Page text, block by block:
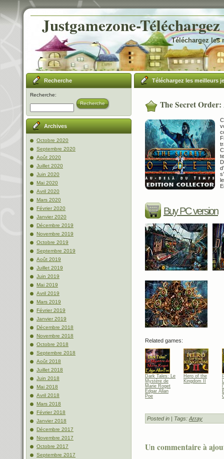
Justgamezone-
Téléchargez les
Recherche
Recherche:
Recherche
Archives
Octobre 2020
Septembre 2020
Août 2020
Juillet 2020
Juin 2020
Mai 2020
Avril 2020
Mars 2020
Février 2020
Janvier 2020
Décembre 2019
Novembre 2019
Octobre 2019
Septembre 2019
Août 2019
Juillet 2019
Juin 2019
Mai 2019
Avril 2019
Mars 2019
Février 2019
Janvier 2019
Décembre 2018
Novembre 2018
Octobre 2018
Septembre 2018
Août 2018
Juillet 2018
Juin 2018
Mai 2018
Avril 2018
Mars 2018
Février 2018
Janvier 2018
Décembre 2017
Novembre 2017
Octobre 2017
Septembre 2017
Téléchargez les meilleurs
The Secret
Buy PC version
Related games:
Dark Tales: Le
Mystère de
Marie Roget
Edgar Allan
Poe
Hero of the
Kingdom II
Posted in | Tags:Array
Un commentaire à